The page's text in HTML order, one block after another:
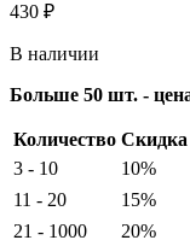
430 ₽
В наличии
Больше 50 шт. -
Количество Скидка
3 - 10
10%
11 - 20
15%
21 - 1000
20%